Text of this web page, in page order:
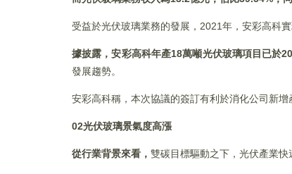
受益於光伏玻璃業務的發展，2021年，安彩高科
據披露，安彩高科年產18萬噸光伏玻璃項目已於
發展趨勢。
安彩高科稱，本次協議的簽訂有利於消化公司新
02光伏玻璃景氣度高漲
從行業背景來看， 雙碳目標驅動之下，光伏產業快